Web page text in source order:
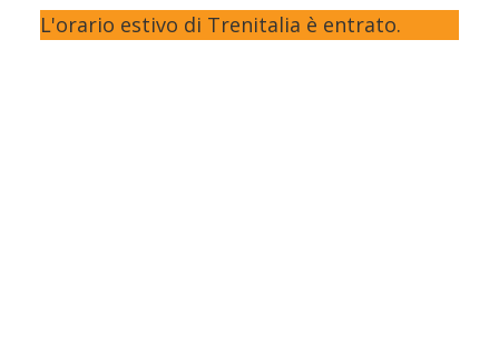
L'orario estivo di Trenitalia è entrato.